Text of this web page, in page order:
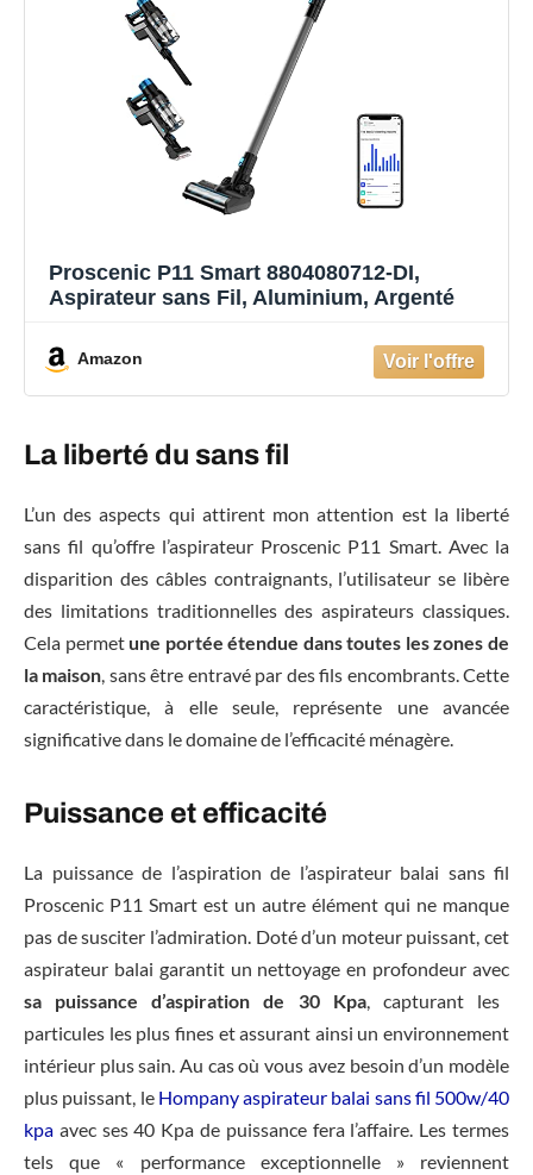
Proscenic P11 Smart 8804080712-DI,
Aspirateur sans Fil, Aluminium, Argenté
Amazon
La liberté du sans fil
L’un des aspects qui attirent mon attention est la liberté
sans fil qu’offre l’aspirateur Proscenic P11 Smart. Avec la
disparition des câbles contraignants, l’utilisateur se libère
des limitations traditionnelles des aspirateurs classiques.
Cela permet une portée étendue dans toutes les zones de
la maison, sans être entravé par des fils encombrants. Cette
caractéristique, à elle seule, représente une avancée
significative dans le domaine de l’efficacité ménagère.
Puissance et efficacité
La puissance de l’aspiration de l’aspirateur balai sans fil
Proscenic P11 Smart est un autre élément qui ne manque
pas de susciter l’admiration. Doté d’un moteur puissant, cet
aspirateur balai garantit un nettoyage en profondeur avec
sa puissance d’aspiration de 30 Kpa, capturant les
particules les plus fines et assurant ainsi un environnement
intérieur plus sain. Au cas où vous avez besoin d’un modèle
plus puissant, le Hompany aspirateur balai sans fil 500w/40
kpa avec ses 40 Kpa de puissance fera l’affaire. Les termes
tels que « performance exceptionnelle » reviennent